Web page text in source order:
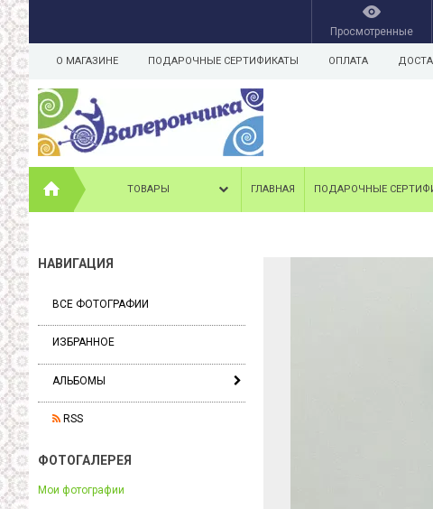
Просмотренные
О МАГАЗИНЕ ПОДАРОЧНЫЕ СЕРТИФИКАТЫ ОПЛАТА
ТОВАРЫ ГЛАВНАЯ ПОДАРОЧНЫЕ
НАВИГАЦИЯ
ВСЕ ФОТОГРАФИИ
ИЗБРАННОЕ
АЛЬБОМЫ
RSS
ФОТОГАЛЕРЕЯ
Мои фотографии